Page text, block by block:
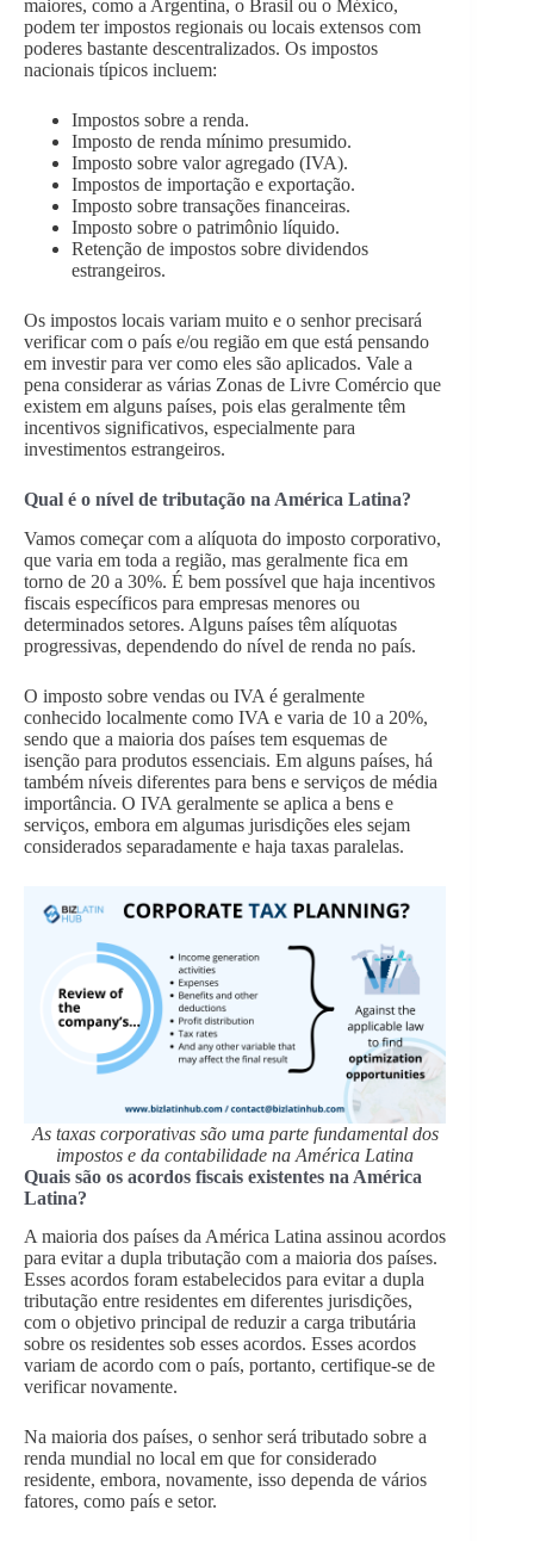
maiores, como a Argentina, o Brasil ou o México,
podem ter impostos regionais ou locais extensos com
poderes bastante descentralizados. Os impostos
nacionais típicos incluem:
Impostos sobre a renda.
Imposto de renda mínimo presumido.
Imposto sobre valor agregado (IVA).
Impostos de importação e exportação.
Imposto sobre transações financeiras.
Imposto sobre o patrimônio líquido.
Retenção de impostos sobre dividendos
estrangeiros.
Os impostos locais variam muito e o senhor precisará
verificar com o país e/ou região em que está pensando
em investir para ver como eles são aplicados. Vale a
pena considerar as várias Zonas de Livre Comércio que
existem em alguns países, pois elas geralmente têm
incentivos significativos, especialmente para
investimentos estrangeiros.
Qual é o nível de tributação na América Latina?
Vamos começar com a alíquota do imposto corporativo,
que varia em toda a região, mas geralmente fica em
torno de 20 a 30%. É bem possível que haja incentivos
fiscais específicos para empresas menores ou
determinados setores. Alguns países têm alíquotas
progressivas, dependendo do nível de renda no país.
O imposto sobre vendas ou IVA é geralmente
conhecido localmente como IVA e varia de 10 a 20%,
sendo que a maioria dos países tem esquemas de
isenção para produtos essenciais. Em alguns países, há
também níveis diferentes para bens e serviços de média
importância. O IVA geralmente se aplica a bens e
serviços, embora em algumas jurisdições eles sejam
considerados separadamente e haja taxas paralelas.
As taxas corporativas são uma parte fundamental dos
impostos e da contabilidade na América Latina
Quais são os acordos fiscais existentes na América
Latina?
A maioria dos países da América Latina assinou acordos
para evitar a dupla tributação com a maioria dos países.
Esses acordos foram estabelecidos para evitar a dupla
tributação entre residentes em diferentes jurisdições,
com o objetivo principal de reduzir a carga tributária
sobre os residentes sob esses acordos. Esses acordos
variam de acordo com o país, portanto, certifique-se de
verificar novamente.
Na maioria dos países, o senhor será tributado sobre a
renda mundial no local em que for considerado
residente, embora, novamente, isso dependa de vários
fatores, como país e setor.